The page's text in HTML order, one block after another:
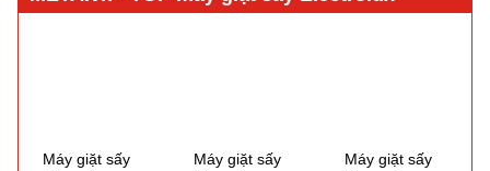
Máy giặt sấy
Máy giặt sấy
Máy giặt sấy